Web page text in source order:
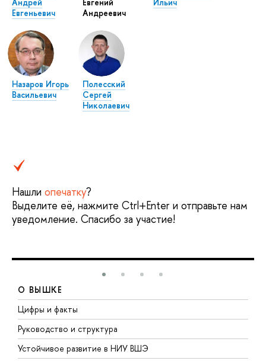
Евгеньевич
Андреевич
Назаров Игорь
Васильевич
Полесский
Сергей
Николаевич
Нашли опечатку?
Выделите её, нажмите Ctrl+Enter и отправьте нам
уведомление. Спасибо за участие!
О ВЫШКЕ
Цифры и факты
Руководство и структура
Устойчивое развитие в НИУ ВШЭ